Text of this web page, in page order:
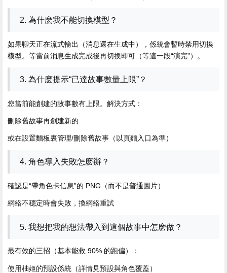
2. 為什麽我不能切換模型？
如果聊天正在流式輸出（消息還在生成中），係統會暫時禁用切換
模型。等當前消息生成完成後再切換即可（等這一段“演完”）。
3. 為什麽提示“已達故事數量上限”？
您當前能創建的故事數有上限。解決方式：
刪除舊故事再創建新的
或在設置麵板裏管理/刪除舊故事（以頁麵入口為準）
4. 角色導入失敗怎麽辦？
確認是“帶角色卡信息”的 PNG（而不是普通圖片）
網絡不穩定時會失敗，換網絡重試
5. 我想把我的想法帶入到這個故事中怎麽做？
最有效的三招（基本能救 90% 的跑偏）：
使用柚姬的預設係統（詳情見預設與角色覆蓋）